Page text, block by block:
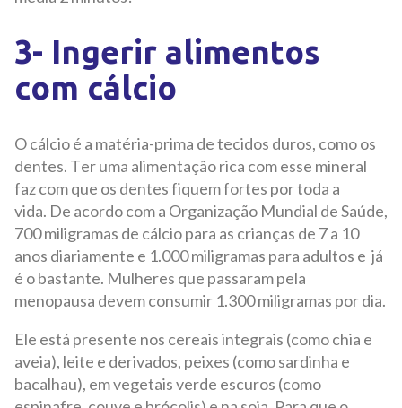
3- Ingerir alimentos
com cálcio
O cálcio é a matéria-prima de tecidos duros, como os
dentes. Ter uma alimentação rica com esse mineral
faz com que os dentes fiquem fortes por toda a
vida. De acordo com a Organização Mundial de Saúde,
700 miligramas de cálcio para as crianças de 7 a 10
anos diariamente e 1.000 miligramas para adultos e já
é o bastante. Mulheres que passaram pela
menopausa devem consumir 1.300 miligramas por dia.
Ele está presente nos cereais integrais (como chia e
aveia), leite e derivados, peixes (como sardinha e
bacalhau), em vegetais verde escuros (como